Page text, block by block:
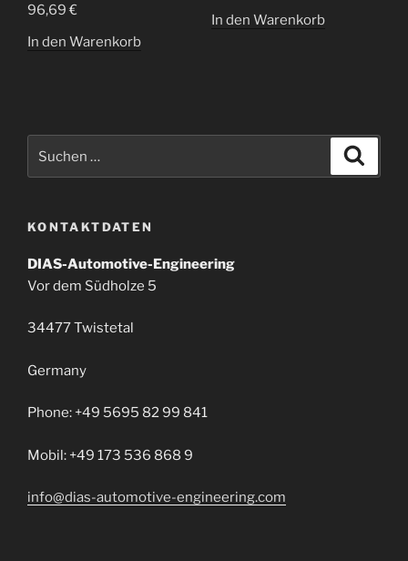
96,69€
In den Warenkorb
war:
In den Warenkorb
nach:
KONTAKTDATEN
DIAS-Automotive-Engineering
Vor dem Südholze 5
34477 Twistetal
Germany
Phone: +49 5695 82 99 841
Mobil: +49 173 536 868 9
info@dias-automotive-engineering.com